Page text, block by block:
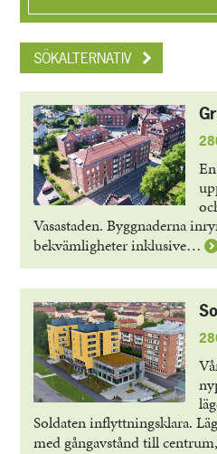
SÖKALTERNATIV
Vasastaden. Byggnaderna
bekvämligheter inklusive…
8
Soldaten inflyttningsklara.
med gångavstånd till